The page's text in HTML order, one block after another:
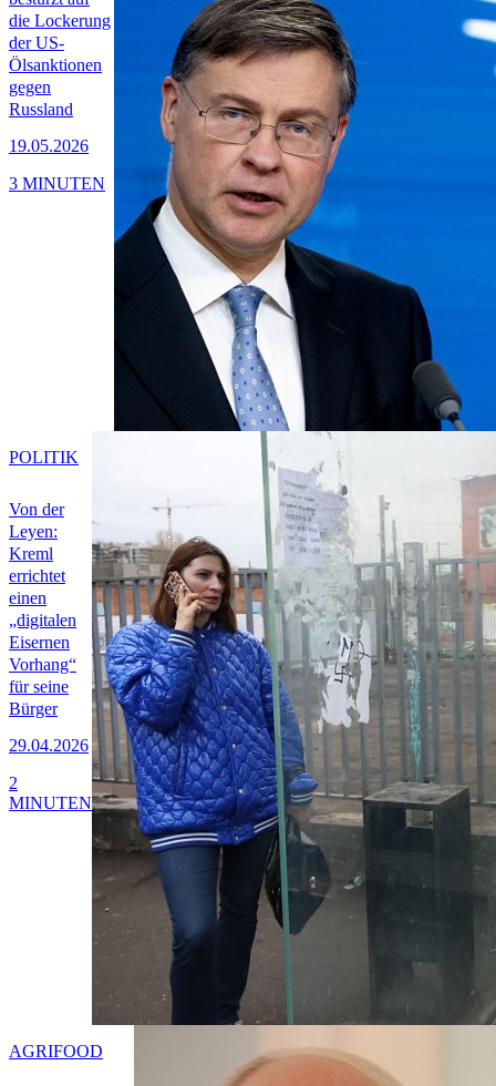
die Lockerung
der US-
Ölsanktionen
gegen
Russland
19.05.2026
3 MINUTEN
Von der
Leyen:
Kreml
errichtet
einen
„digitalen
Eisernen
Vorhang“
für seine
Bürger
29.04.2026
POLITIK
2
MINUTEN
AGRIFOOD